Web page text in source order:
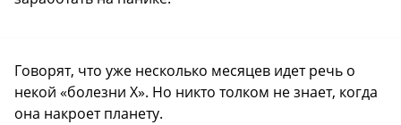
Говорят, что уже несколько месяцев идет речь о
некой «болезни X». Но никто толком не знает, когда
она накроет планету.